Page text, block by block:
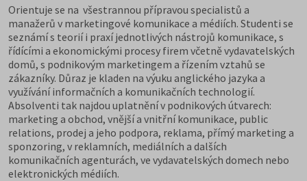
Orientuje se na všestrannou přípravou specialistů a
manažerů v marketingové komunikace a médiích. Studenti se
seznámí s teorií i praxí jednotlivých nástrojů komunikace, s
řídícími a ekonomickými procesy firem včetně vydavatelských
domů, s podnikovým marketingem a řízením vztahů se
zákazníky. Důraz je kladen na výuku anglického jazyka a
využívání informačních a komunikačních technologií.
Absolventi tak najdou uplatnění v podnikových útvarech:
marketing a obchod, vnější a vnitřní komunikace, public
relations, prodej a jeho podpora, reklama, přímý marketing a
sponzoring, v reklamních, mediálních a dalších
komunikačních agenturách, ve vydavatelských domech nebo
elektronických médiích.